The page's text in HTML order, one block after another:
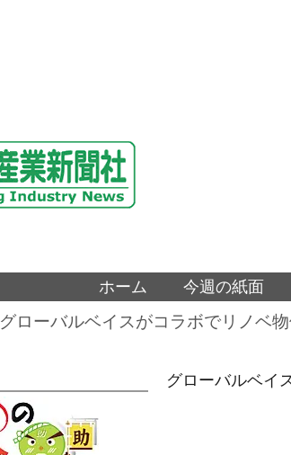
ホーム 今週の紙面
グローバルベイスがコラボでリノベ
グローバルベイ